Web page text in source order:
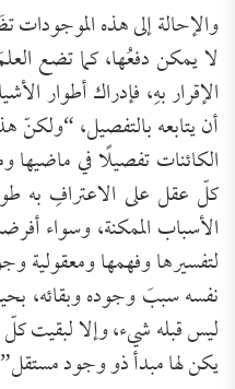
والإحالة إلى هذه الموجودات
لا يمكن دفعُها، كما تضع
الإقرار بهِ، فإدراك أطوار
أن يتابعه بالتفصيل، “ولكنّ
الكائنات تفصيلًا في ماضيها
كلّ عقل على الاعترافِ به
الأسباب الممكنة، وسواء
لتفسيرها وفهمها ومعقولية
نفسه سببَ وجوده وبقائه،
ليس قبله شيء، وإلا لبقيت
يكن لها مبدأ ذو وجود